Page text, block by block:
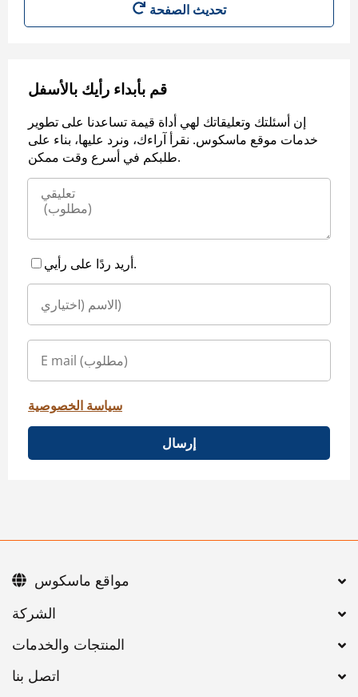
تحديث الصفحة
قم بأبداء رأيك بالأسفل
إن أسئلتك وتعليقاتك لهي أداة قيمة تساعدنا على تطوير
خدمات موقع ماسكوس. نقرأ آراءك، ونرد عليها، بناء على
طلبكم في أسرع وقت ممكن.
أريد ردًا على رأيي.
سياسة الخصوصية
إرسال
اتصل بنا
مواقع ماسكوس